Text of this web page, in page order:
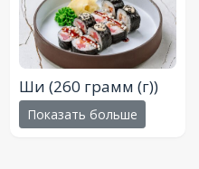
Ши (260 грамм (г))
Показать больше